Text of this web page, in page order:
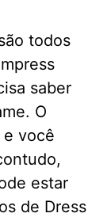
todos
saber
O
e você
estar
de Dress